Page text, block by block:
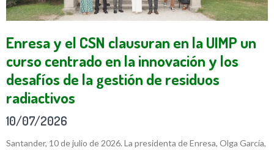
Enresa y el CSN clausuran en la UIMP un
curso centrado en la innovación y los
desafíos de la gestión de residuos
radiactivos
10/07/2026
Santander, 10 de julio de 2026. La presidenta de Enresa, Olga García,